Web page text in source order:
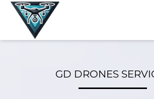
Skip
GD DRONES